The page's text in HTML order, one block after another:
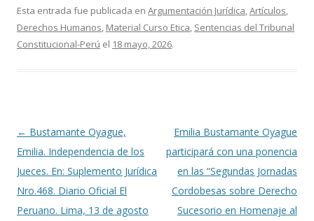
e
b
itt
er
m
p
Esta entrada fue publicada en Argumentación Jurídica,Artículos,
Derechos Humanos, Material Curso Etica, Sentencias del Tribunal
Constitucional-Perú el 18 mayo, 2026.
Navegación
de
entradas
← Bustamante Oyague,
Emilia. Independencia de los
Jueces. En: Suplemento Jurídica
Nro.468. Diario Oficial El
Peruano. Lima, 13 de agosto
Emilia Bustamante Oyague
participará con una ponencia
en las “Segundas Jornadas
Cordobesas sobre Derecho
Sucesorio en Homenaje al